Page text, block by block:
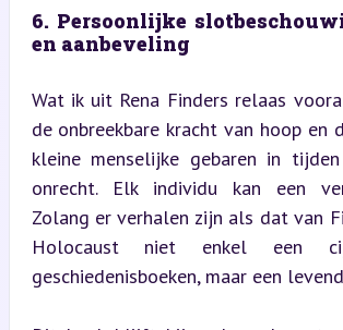
6. Persoonlijke
en aanbeveling
Wat ik uit Rena Finders relaas
de onbreekbare kracht van hoop en
kleine menselijke gebaren in
onrecht. Elk individu kan een
Zolang er verhalen zijn als dat van
Holocaust niet enkel een
geschiedenisboeken, maar een